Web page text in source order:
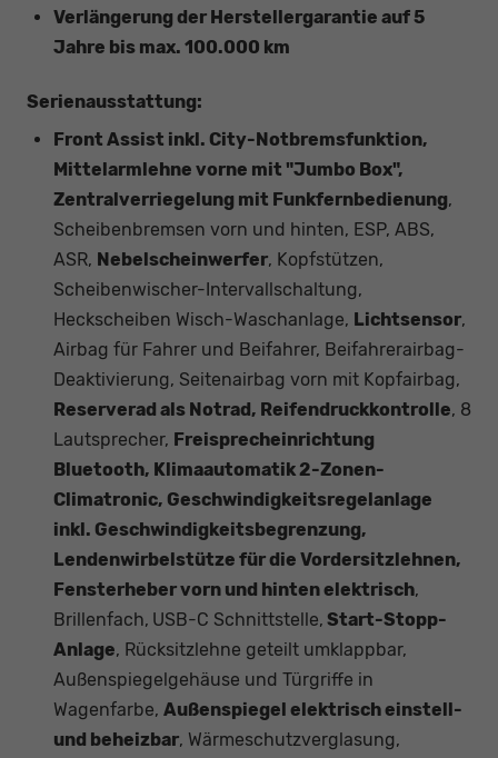
Verlängerung der Herstellergarantie auf 5
Jahre bis max. 100.000 km
Serienausstattung:
Front Assist inkl. City-Notbremsfunktion,
Mittelarmlehne vorne mit "Jumbo Box",
Zentralverriegelung mit Funkfernbedienung,
Scheibenbremsen vorn und hinten, ESP, ABS,
ASR, Nebelscheinwerfer, Kopfstützen,
Scheibenwischer-Intervallschaltung,
Heckscheiben Wisch-Waschanlage, Lichtsensor,
Airbag für Fahrer und Beifahrer, Beifahrerairbag-
Deaktivierung, Seitenairbag vorn mit Kopfairbag,
Reserverad als Notrad, Reifendruckkontrolle, 8
Lautsprecher, Freisprecheinrichtung
Bluetooth, Klimaautomatik 2-Zonen-
Climatronic, Geschwindigkeitsregelanlage
inkl. Geschwindigkeitsbegrenzung,
Lendenwirbelstütze für die Vordersitzlehnen,
Fensterheber vorn und hinten elektrisch,
Brillenfach, USB-C Schnittstelle, Start-Stopp-
Anlage, Rücksitzlehne geteilt umklappbar,
Außenspiegelgehäuse und Türgriffe in
Wagenfarbe, Außenspiegel elektrisch einstell-
und beheizbar, Wärmeschutzverglasung,